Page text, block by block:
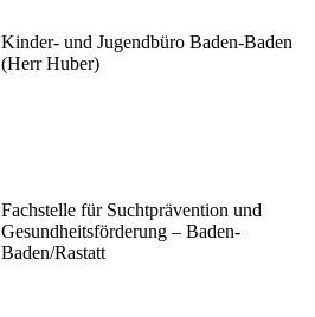
Kinder- und Jugendbüro Baden-Baden
(Herr Huber)
Fachstelle für Suchtprävention und
Gesundheitsförderung – Baden-
Baden/Rastatt